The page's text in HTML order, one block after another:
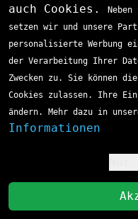
Reichweite:
515
Inhalt:
7 ml
Seitenpreis:
4.66
EAN / GTIN:
Produkttyp:
Passende Drucker:
Sofort lieferbar
CHF
In
auch Cookies.
setzen wir und unsere
personalisierte Werbung
der Verarbeitung Ihrer
Zwecken zu. Sie können
Cookies zulassen. Ihre
ändern. Mehr dazu in
Informationen